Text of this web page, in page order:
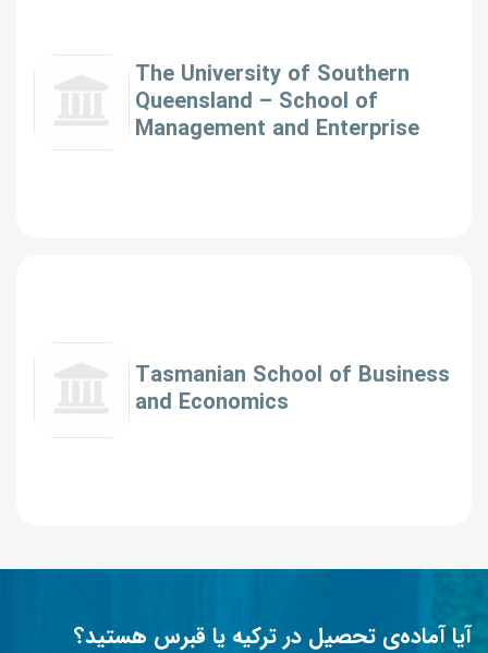
The University of Southern
Queensland – School of
Management and Enterprise
Tasmanian School of Business
and Economics
آیا آماده‌ی تحصیل در ترکیه یا قبرس هستید؟